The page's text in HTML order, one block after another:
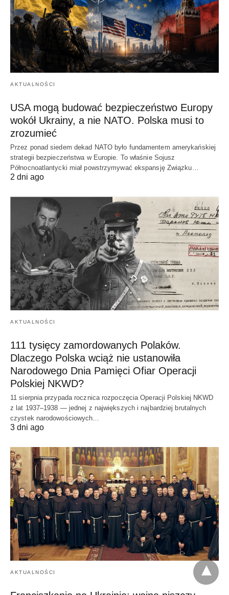
AKTUALNOŚCI
USA mogą budować bezpieczeństwo Europy
wokół Ukrainy, a nie NATO. Polska musi to
zrozumieć
Przez ponad siedem dekad NATO było fundamentem amerykańskiej
strategii bezpieczeństwa w Europie. To właśnie Sojusz
Północnoatlantycki miał powstrzymywać ekspansję Związku…
2 dni ago
AKTUALNOŚCI
111 tysięcy zamordowanych Polaków.
Dlaczego Polska wciąż nie ustanowiła
Narodowego Dnia Pamięci Ofiar Operacji
Polskiej NKWD?
11 sierpnia przypada rocznica rozpoczęcia Operacji Polskiej NKWD
z lat 1937–1938 — jednej z największych i najbardziej brutalnych
czystek narodowościowych…
3 dni ago
AKTUALNOŚCI